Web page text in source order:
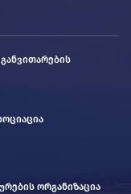
ორგანიზაცია